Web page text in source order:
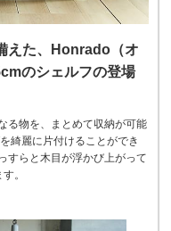
えた、Honrado（オ
のシェルフの登場
る物を、まとめて収納が可能
綺麗に片付けることができ
すらと木目が浮かび上がって
。